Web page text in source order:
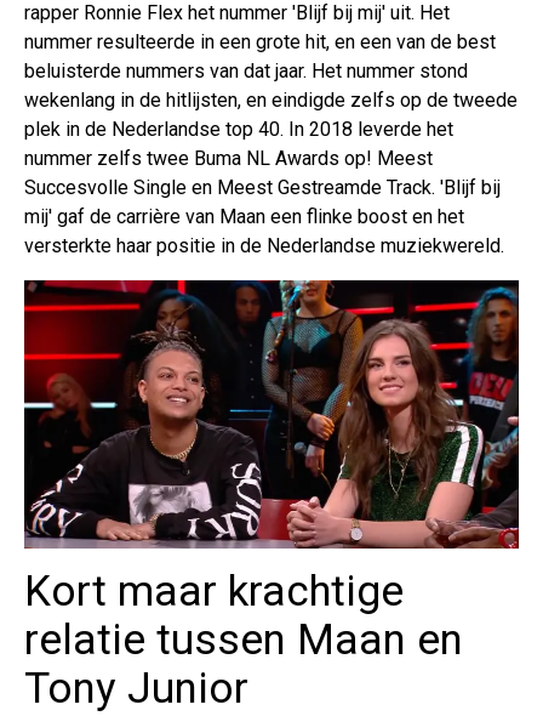
rapper Ronnie Flex het nummer 'Blijf bij mij' uit. Het
nummer resulteerde in een grote hit, en een van de best
beluisterde nummers van dat jaar. Het nummer stond
wekenlang in de hitlijsten, en eindigde zelfs op de tweede
plek in de Nederlandse top 40. In 2018 leverde het
nummer zelfs twee Buma NL Awards op! Meest
Succesvolle Single en Meest Gestreamde Track. 'Blijf bij
mij' gaf de carrière van Maan een flinke boost en het
versterkte haar positie in de Nederlandse muziekwereld.
Kort maar krachtige
relatie tussen Maan en
Tony Junior